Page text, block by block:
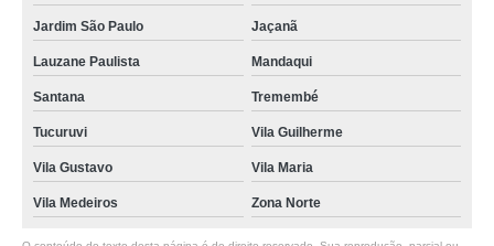
Jardim São Paulo Jaçanã
Lauzane Paulista Mandaqui
Santana Tremembé
Tucuruvi Vila Guilherme
Vila Gustavo Vila Maria
Vila Medeiros Zona Norte